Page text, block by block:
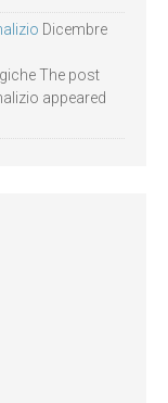
Dicembre
The post
appeared